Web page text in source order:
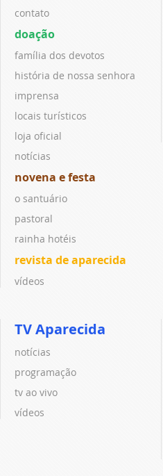
contato
doação
família dos devotos
história de nossa senhora
imprensa
locais turísticos
loja oficial
notícias
novena e festa
o santuário
pastoral
rainha hotéis
revista de aparecida
vídeos
TV Aparecida
notícias
programação
tv ao vivo
vídeos